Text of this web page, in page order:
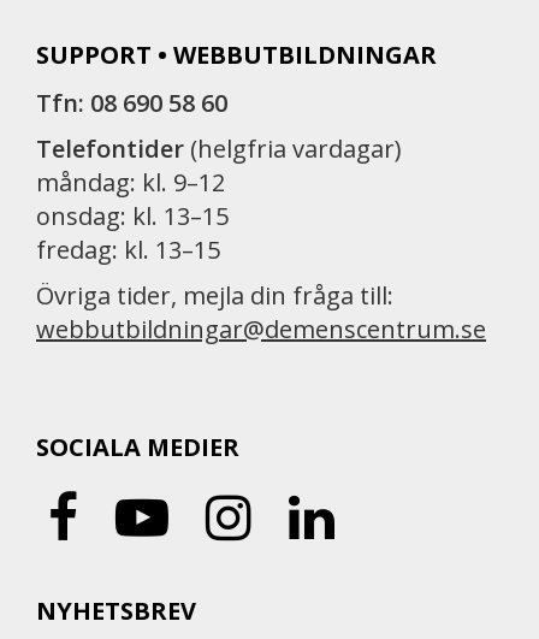
SUPPORT • WEBBUTBILDNINGAR
Tfn: 08 690 58 60
Telefontider (helgfria vardagar)
måndag: kl. 9–12
onsdag: kl. 13–15
fredag: kl. 13–15
Övriga tider, mejla din fråga till:
webbutbildningar@demenscentrum.se
SOCIALA MEDIER
NYHETSBREV